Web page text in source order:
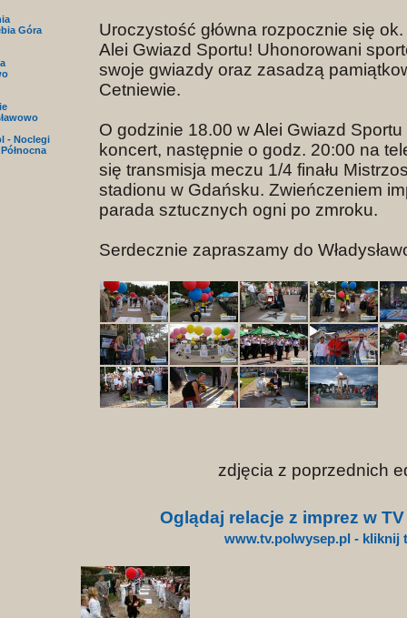
Góra
- Noclegi
Uroczystość główna rozpocznie się
Alei Gwiazd Sportu! Uhonorowani
swoje gwiazdy oraz zasadzą
Cetniewie.
O godzinie 18.00 w Alei Gwiazd
koncert, następnie o godz. 20:00 na
się transmisja meczu 1/4 finału
stadionu w Gdańsku. Zwieńczeniem
parada sztucznych ogni po zmroku.
Serdecznie zapraszamy do
zdjęcia z poprzednich
Oglądaj relacje z imprez w
www.tv.polwysep.pl - kliknij